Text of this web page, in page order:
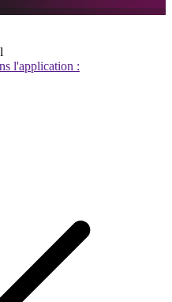
l'application :